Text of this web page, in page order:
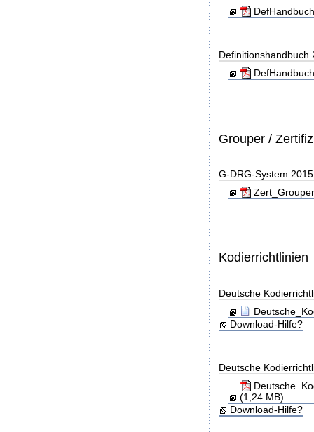
Definitionshandbuch
Grouper /
G-DRG-System
Kodierrichtlinien
Deutsche
Download-Hilfe?
Deutsche
(1,24 MB)
Download-Hilfe?